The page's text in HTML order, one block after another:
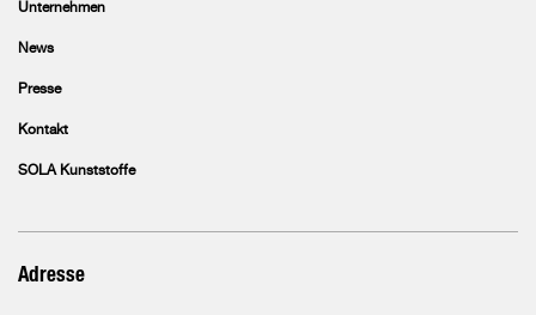
Unternehmen
News
Presse
Kontakt
SOLA Kunststoffe
Adresse